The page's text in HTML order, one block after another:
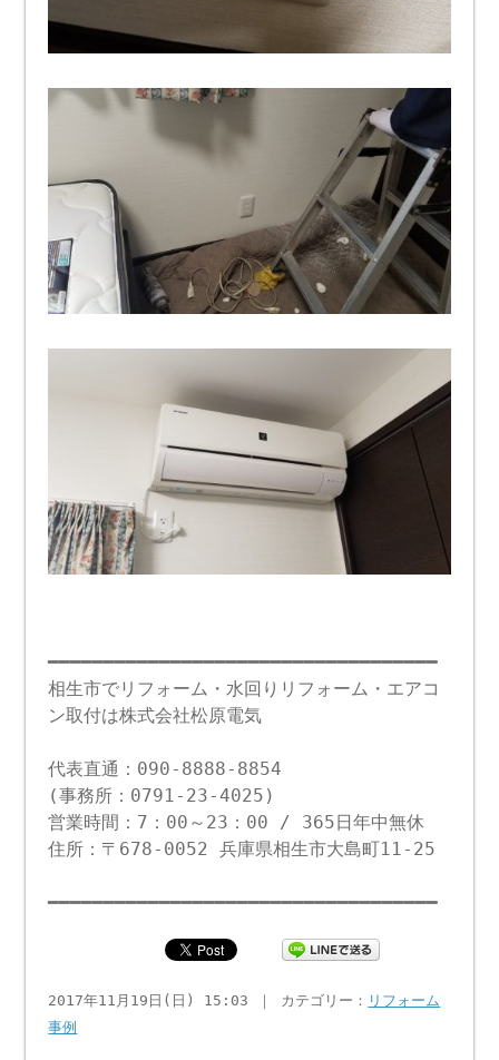
━━━━━━━━━━━━━━━━━━━━━━━━━━━━━━━━━━━
相生市でリフォーム・水回りリフォーム・エアコ
ン取付は株式会社松原電気
代表直通：090-8888-8854
(事務所：0791-23-4025)
営業時間：7：00～23：00 / 365日年中無休
住所：〒678-0052 兵庫県相生市大島町11-25
━━━━━━━━━━━━━━━━━━━━━━━━━━━━━━━━━━━
2017年11月19日(日) 15:03 ｜ カテゴリー： リフォーム
事例